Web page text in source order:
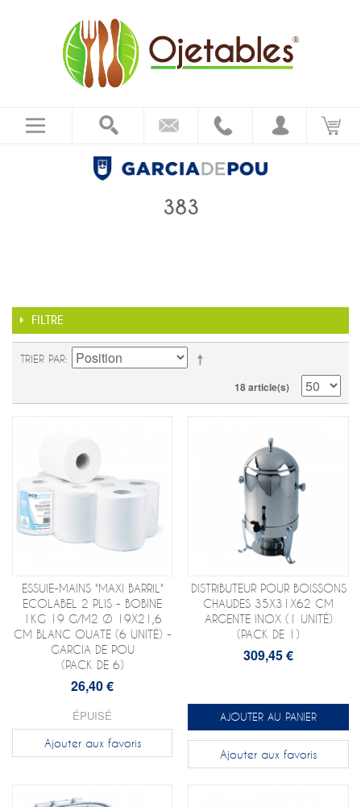
383
FILTRE
TRIER PAR
18 article(s)
ESSUIE-MAINS "MAXI BARRIL"
ECOLABEL 2 PLIS - BOBINE
1KG 19 G/M2 Ø 19X21,6
CM BLANC OUATE (6 UNITÉ) -
GARCIA DE POU
(PACK DE 6)
26,40 €
ÉPUISÉ
Ajouter aux favoris
DISTRIBUTEUR POUR BOISSONS
CHAUDES 35X31X62 CM
ARGENTE INOX (1 UNITÉ)
(PACK DE 1)
309,45 €
AJOUTER AU PANIER
Ajouter aux favoris